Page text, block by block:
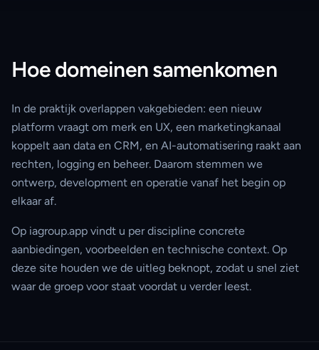
Hoe domeinen samenkomen
In de praktijk overlappen vakgebieden: een nieuw
platform vraagt om merk en UX, een marketingkanaal
koppelt aan data en CRM, en AI-automatisering raakt aan
rechten, logging en beheer. Daarom stemmen we
ontwerp, development en operatie vanaf het begin op
elkaar af.
Op iagroup.app vindt u per discipline concrete
aanbiedingen, voorbeelden en technische context. Op
deze site houden we de uitleg beknopt, zodat u snel ziet
waar de groep voor staat voordat u verder leest.